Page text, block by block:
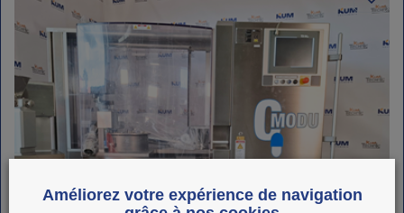
Améliorez votre expérience de navigation